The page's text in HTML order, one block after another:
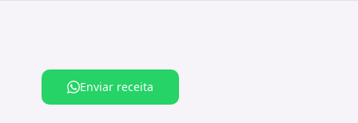
Enviar receita